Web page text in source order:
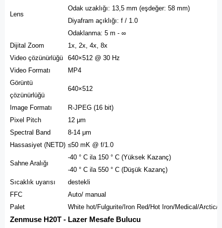
Lens
Odak uzaklığı: 13,5 mm (eşdeğer: 58 mm)
Diyafram açıklığı: f / 1.0
Odaklanma: 5 m - ∞
Dijital Zoom
1x, 2x, 4x, 8x
Video çözünürlüğü
640×512 @ 30 Hz
Video Formatı
MP4
Görüntü
çözünürlüğü
640×512
Image Formatı
R-JPEG (16 bit)
Pixel Pitch
12 μm
Spectral Band
8-14 μm
Hassasiyet (NETD) ≤50 mK @ f/1.0
Sahne Aralığı
-40 ° C ila 150 ° C (Yüksek Kazanç)
-40 ° C ila 550 ° C (Düşük Kazanç)
Sıcaklık uyarısı
destekli
FFC
Auto/ manual
Palet
White hot/Fulgurite/Iron Red/Hot Iron/Medical/Arctic/
Zenmuse H20T - Lazer Mesafe Bulucu